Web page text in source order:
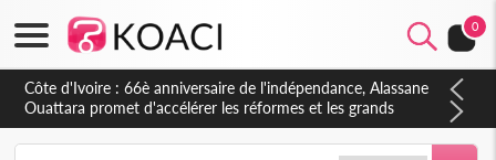
0
Côte d'Ivoire : À Abidjan, Amadou Oury Bah admire le modèle
ivoirien et veut s'en inspirer pour accélérer le développement
de la Guinée